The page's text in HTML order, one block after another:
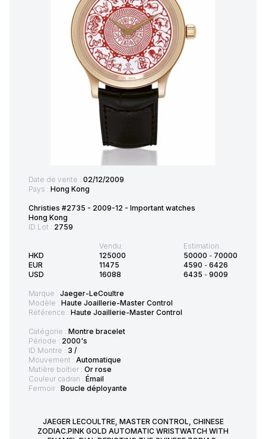
Date de vente : 02/12/2009
Pays : Hong Kong
Christies #2735 - 2009-12 - Important watches
Hong Kong
ID Lot : 2759
HKD
EUR
USD
Vendu:
125000
11475
16088
Estimation:
50000 - 70000
4590 - 6426
6435 - 9009
Marque : Jaeger-LeCoultre
Modèle : Haute Joaillerie-Master Control
Référence : Haute Joaillerie-Master Control
Catégorie : Montre bracelet
Période : 2000's
ID Montre : 3 /
Mouvement : Automatique
Matière boîtier : Or rose
Couleur cadran : Émail
Fermoir : Boucle déployante
JAEGER LECOULTRE, MASTER CONTROL, CHINESE
ZODIAC.PINK GOLD AUTOMATIC WRISTWATCH WITH